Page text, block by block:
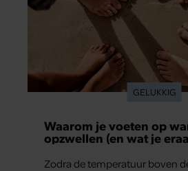
GELUKKIG
Waarom je voeten op
opzwellen (en wat je
Zodra de temperatuur boven